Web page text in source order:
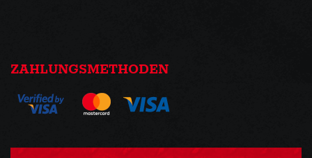
ZAHLUNGSMETHODEN